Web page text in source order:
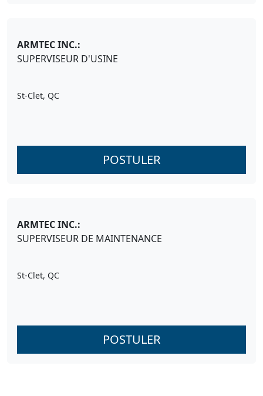
ARMTEC INC.:
SUPERVISEUR D'USINE
St-Clet, QC
POSTULER
ARMTEC INC.:
SUPERVISEUR DE MAINTENANCE
St-Clet, QC
POSTULER